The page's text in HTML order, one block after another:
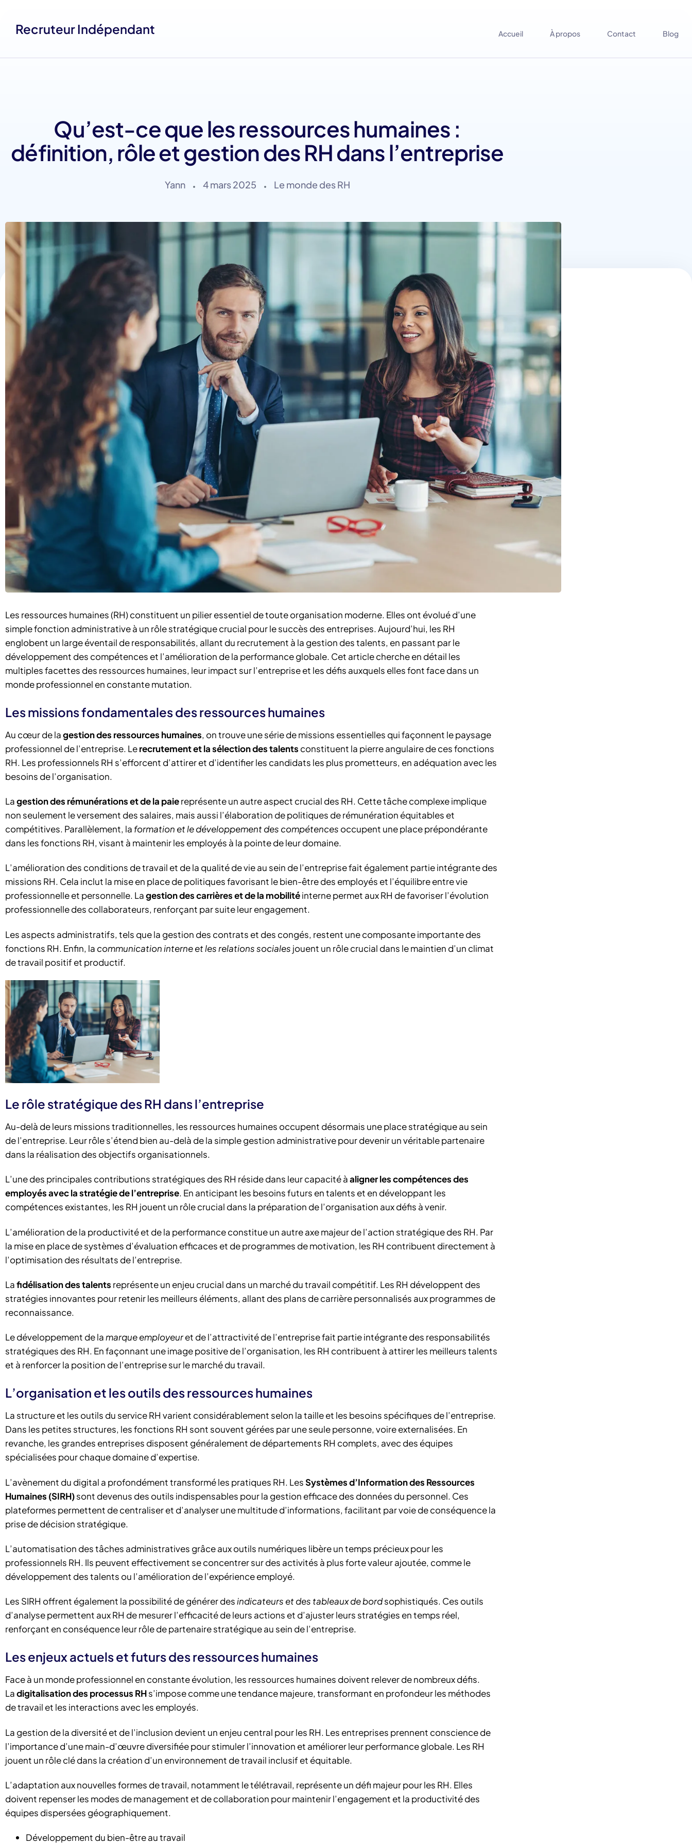
Recruteur Indépendant Accueil À propos Contact Blog
Qu’est-ce que les ressources humaines :
définition, rôle et gestion des RH dans l’entreprise
Yann 4 mars 2025 Le monde des RH
Les ressources humaines (RH) constituent un pilier essentiel de toute organisation moderne. Elles ont évolué d’une
simple fonction administrative à un rôle stratégique crucial pour le succès des entreprises. Aujourd’hui, les RH
englobent un large éventail de responsabilités, allant du recrutement à la gestion des talents, en passant par le
développement des compétences et l’amélioration de la performance globale. Cet article cherche en détail les
multiples facettes des ressources humaines, leur impact sur l’entreprise et les défis auxquels elles font face dans un
monde professionnel en constante mutation.
Les missions fondamentales des ressources humaines
Au cœur de lagestion des ressources humaines, on trouve une série de missions essentielles qui façonnent le paysage
professionnel de l’entreprise. Lerecrutement et la sélection des talents constituent la pierre angulaire de ces fonctions
RH. Les professionnels RH s’efforcent d’attirer et d’identifier les candidats les plus prometteurs, en adéquation avec les
besoins de l’organisation.
Lagestion des rémunérations et de la paiereprésente un autre aspect crucial des RH. Cette tâche complexe implique
non seulement le versement des salaires, mais aussi l’élaboration de politiques de rémunération équitables et
compétitives. Parallèlement, la formation et le développement des compétences occupent une place prépondérante
dans les fonctions RH, visant à maintenir les employés à la pointe de leur domaine.
L’amélioration des conditions de travail et de la qualité de vie au sein de l’entreprise fait également partie intégrante des
missions RH. Cela inclut la mise en place de politiques favorisant le bien-être des employés et l’équilibre entre vie
professionnelle et personnelle. Lagestion des carrières et de la mobilitéinterne permet aux RH de favoriser l’évolution
professionnelle des collaborateurs, renforçant par suite leur engagement.
Les aspects administratifs, tels que la gestion des contrats et des congés, restent une composante importante des
fonctions RH. Enfin, la communication interne et les relations sociales jouent un rôle crucial dans le maintien d’un climat
de travail positif et productif.
Le rôle stratégique des RH dans l’entreprise
Au-delà de leurs missions traditionnelles, les ressources humaines occupent désormais une place stratégique au sein
de l’entreprise. Leur rôle s’étend bien au-delà de la simple gestion administrative pour devenir un véritable partenaire
dans la réalisation des objectifs organisationnels.
L’une des principales contributions stratégiques des RH réside dans leur capacité àaligner les compétences des
employés avec la stratégie de l’entreprise. En anticipant les besoins futurs en talents et en développant les
compétences existantes, les RH jouent un rôle crucial dans la préparation de l’organisation aux défis à venir.
L’amélioration de la productivité et de la performance constitue un autre axe majeur de l’action stratégique des RH. Par
la mise en place de systèmes d’évaluation efficaces et de programmes de motivation, les RH contribuent directement à
l’optimisation des résultats de l’entreprise.
Lafidélisation des talents représente un enjeu crucial dans un marché du travail compétitif. Les RH développent des
stratégies innovantes pour retenir les meilleurs éléments, allant des plans de carrière personnalisés aux programmes de
reconnaissance.
Le développement de lamarque employeuret de l’attractivité de l’entreprise fait partie intégrante des responsabilités
stratégiques des RH. En façonnant une image positive de l’organisation, les RH contribuent à attirer les meilleurs talents
et à renforcer la position de l’entreprise sur le marché du travail.
L’organisation et les outils des ressources humaines
La structure et les outils du service RH varient considérablement selon la taille et les besoins spécifiques de l’entreprise.
Dans les petites structures, les fonctions RH sont souvent gérées par une seule personne, voire externalisées. En
revanche, les grandes entreprises disposent généralement de départements RH complets, avec des équipes
spécialisées pour chaque domaine d’expertise.
L’avènement du digital a profondément transformé les pratiques RH. LesSystèmes d’Information des Ressources
Humaines (SIRH)sont devenus des outils indispensables pour la gestion efficace des données du personnel. Ces
plateformes permettent de centraliser et d’analyser une multitude d’informations, facilitant par voie de conséquence la
prise de décision stratégique.
L’automatisation des tâches administratives grâce aux outils numériques libère un temps précieux pour les
professionnels RH. Ils peuvent effectivement se concentrer sur des activités à plus forte valeur ajoutée, comme le
développement des talents ou l’amélioration de l’expérience employé.
Les SIRH offrent également la possibilité de générer desindicateurs et des tableaux de bordsophistiqués. Ces outils
d’analyse permettent aux RH de mesurer l’efficacité de leurs actions et d’ajuster leurs stratégies en temps réel,
renforçant en conséquence leur rôle de partenaire stratégique au sein de l’entreprise.
Les enjeux actuels et futurs des ressources humaines
Face à un monde professionnel en constante évolution, les ressources humaines doivent relever de nombreux défis.
Ladigitalisation des processus RHs’impose comme une tendance majeure, transformant en profondeur les méthodes
de travail et les interactions avec les employés.
La gestion de la diversité et de l’inclusion devient un enjeu central pour les RH. Les entreprises prennent conscience de
l’importance d’une main-d’œuvre diversifiée pour stimuler l’innovation et améliorer leur performance globale. Les RH
jouent un rôle clé dans la création d’un environnement de travail inclusif et équitable.
L’adaptation aux nouvelles formes de travail, notamment le télétravail, représente un défi majeur pour les RH. Elles
doivent repenser les modes de management et de collaboration pour maintenir l’engagement et la productivité des
équipes dispersées géographiquement.
Développement du bien-être au travail